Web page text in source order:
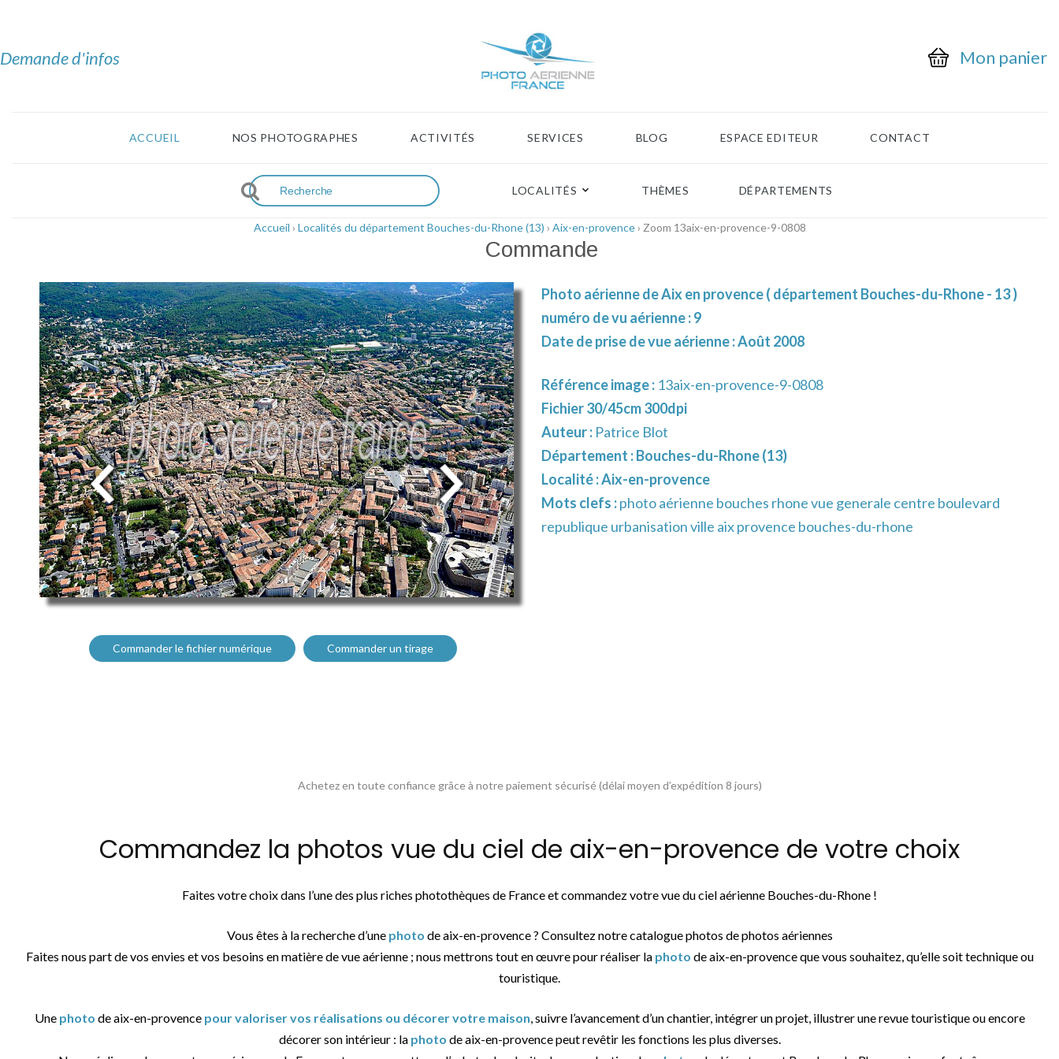
Demande d'infos Mon panier
ACCUEIL NOS PHOTOGRAPHES ACTIVITÉS SERVICES BLOG ESPACE EDITEUR CONTACT
LOCALITÉS THÈMES DÉPARTEMENTS
Accueil › Localités du département Bouches-du-Rhone (13) › Aix-en-provence› Zoom 13aix-en-provence-9-0808
Commande
Commander le fichier numérique Commander un tirage
Photo aérienne de Aix en provence ( département Bouches-du-Rhone - 13 )
numéro de vu aérienne : 9
Date de prise de vue aérienne : Août 2008
Référence image : 13aix-en-provence-9-0808
Fichier 30/45cm 300dpi
Auteur : Patrice Blot
Département :Bouches-du-Rhone (13)
Localité :Aix-en-provence
Mots clefs :photo aérienne bouches rhone vue generale centre boulevard
republique urbanisation ville aix provence bouches-du-rhone
Achetez en toute confiance grâce à notre paiement sécurisé (délai moyen d’expédition 8 jours)
Commandez la photos vue du ciel de aix-en-provence de votre choix
Faites votre choix dans l’une des plus riches photothèques de France et commandez votre vue du ciel aérienne Bouches-du-Rhone !
Vous êtes à la recherche d’une photo de aix-en-provence ? Consultez notre catalogue photos de photos aériennes
Faites nous part de vos envies et vos besoins en matière de vue aérienne ; nous mettrons tout en œuvre pour réaliser la photo de aix-en-provence que vous souhaitez, qu’elle soit technique ou
touristique.
Une photo de aix-en-provence pour valoriser vos réalisations ou décorer votre maison, suivre l’avancement d’un chantier, intégrer un projet, illustrer une revue touristique ou encore
décorer son intérieur : la photo de aix-en-provence peut revêtir les fonctions les plus diverses.